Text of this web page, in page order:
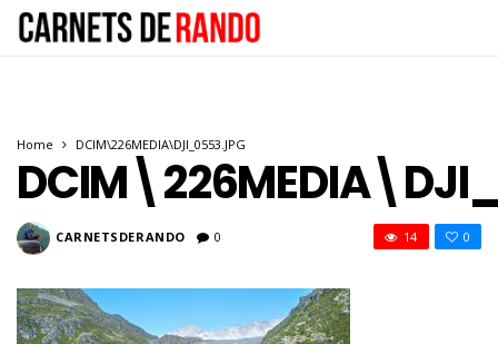
Home DCIM\226MEDIA\DJI_0553.JPG
CARNETSDERANDO 0 0
14